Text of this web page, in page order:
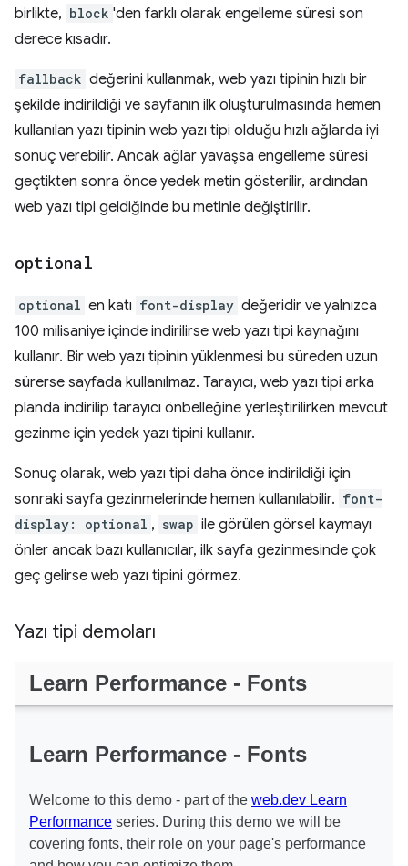
birlikte, block 'den farklı olarak engelleme süresi son
derece kısadır.
fallback değerini kullanmak, web yazı tipinin hızlı bir
şekilde indirildiği ve sayfanın ilk oluşturulmasında hemen
kullanılan yazı tipinin web yazı tipi olduğu hızlı ağlarda iyi
sonuç verebilir. Ancak ağlar yavaşsa engelleme süresi
geçtikten sonra önce yedek metin gösterilir, ardından
web yazı tipi geldiğinde bu metinle değiştirilir.
optional
optional en katı font-display değeridir ve yalnızca
100 milisaniye içinde indirilirse web yazı tipi kaynağını
kullanır. Bir web yazı tipinin yüklenmesi bu süreden uzun
sürerse sayfada kullanılmaz. Tarayıcı, web yazı tipi arka
planda indirilip tarayıcı önbelleğine yerleştirilirken mevcut
gezinme için yedek yazı tipini kullanır.
Sonuç olarak, web yazı tipi daha önce indirildiği için
sonraki sayfa gezinmelerinde hemen kullanılabilir. font-
display: optional , swap ile görülen görsel kaymayı
önler ancak bazı kullanıcılar, ilk sayfa gezinmesinde çok
geç gelirse web yazı tipini görmez.
Yazı tipi demoları